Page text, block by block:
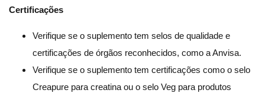
Certificações
Verifique se o suplemento tem selos de qualidade e
certificações de órgãos reconhecidos, como a Anvisa.
Verifique se o suplemento tem certificações como o selo
Creapure para creatina ou o selo Veg para produtos